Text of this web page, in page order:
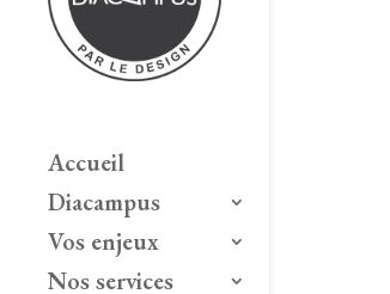
Accueil
Diacampus
Vos enjeux
Nos services